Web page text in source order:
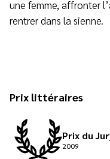
une femme, affronter
rentrer dans la sienne.
Prix littéraires
Prix du
2009